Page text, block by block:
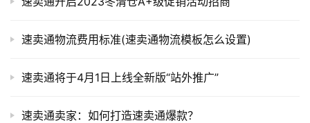
速卖通物流费用标准(速卖通物流模板怎么设置)
速卖通将于4月1日上线全新版“站外推广”
速卖通卖家：如何打造速卖通爆款？